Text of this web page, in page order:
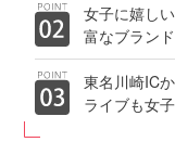
女子に嬉し
富なブラン
東名川崎IC
ライブも女